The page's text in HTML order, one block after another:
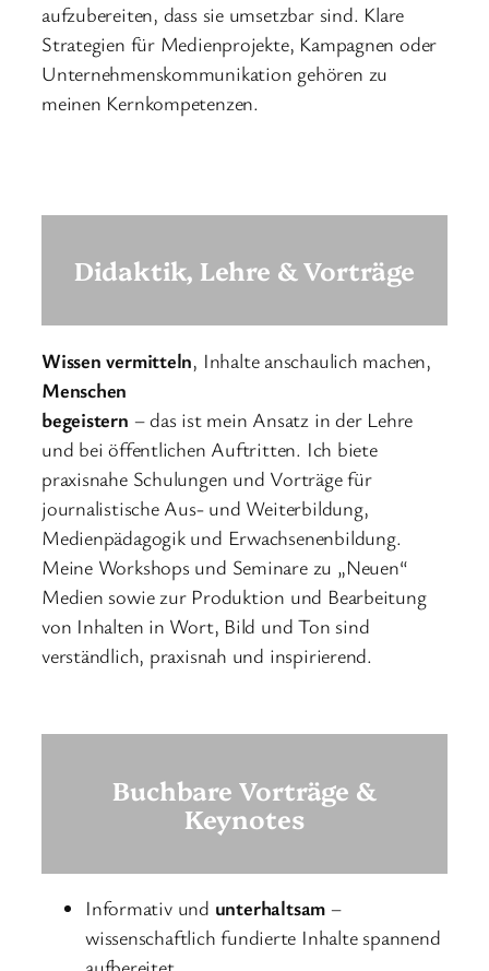
aufzubereiten, dass sie umsetzbar sind. Klare
Strategien für Medienprojekte, Kampagnen oder
Unternehmenskommunikation gehören zu
meinen Kernkompetenzen.
Didaktik, Lehre & Vorträge
Wissen vermitteln, Inhalte anschaulich machen,
Menschen
begeistern – das ist mein Ansatz in der Lehre
und bei öffentlichen Auftritten. Ich biete
praxisnahe Schulungen und Vorträge für
journalistische Aus- und Weiterbildung,
Medienpädagogik und Erwachsenenbildung.
Meine Workshops und Seminare zu „Neuen“
Medien sowie zur Produktion und Bearbeitung
von Inhalten in Wort, Bild und Ton sind
verständlich, praxisnah und inspirierend.
Buchbare Vorträge &
Keynotes
Informativ und unterhaltsam –
wissenschaftlich fundierte Inhalte spannend